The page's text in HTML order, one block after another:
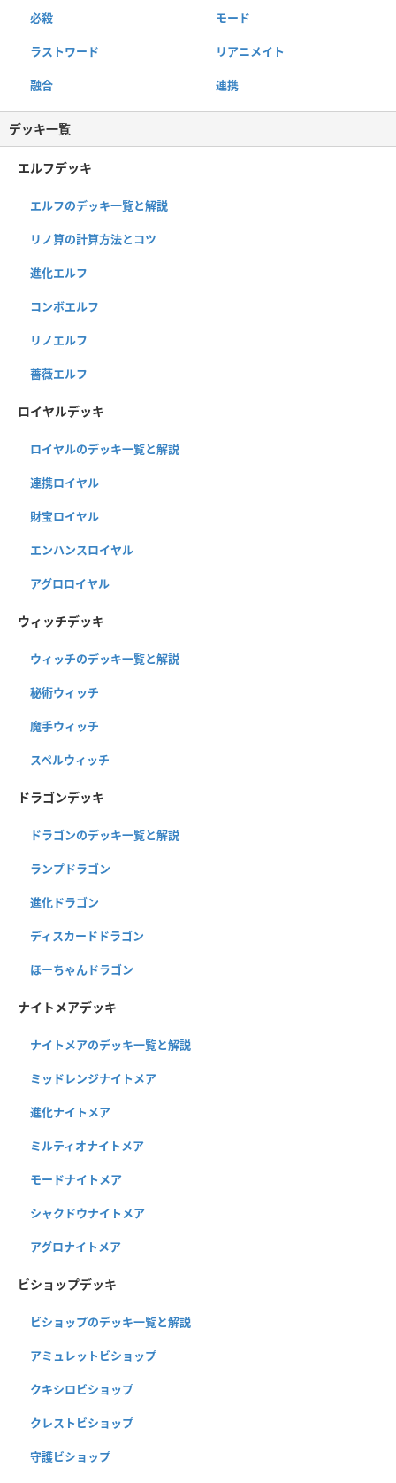
必殺 モード
ラストワード リアニメイト
融合 連携
デッキ一覧
エルフデッキ
エルフのデッキ一覧と解説
リノ算の計算方法とコツ
進化エルフ
コンボエルフ
リノエルフ
薔薇エルフ
ロイヤルデッキ
ロイヤルのデッキ一覧と解説
連携ロイヤル
財宝ロイヤル
エンハンスロイヤル
アグロロイヤル
ウィッチデッキ
ウィッチのデッキ一覧と解説
秘術ウィッチ
魔手ウィッチ
スペルウィッチ
ドラゴンデッキ
ドラゴンのデッキ一覧と解説
ランプドラゴン
進化ドラゴン
ディスカードドラゴン
ほーちゃんドラゴン
ナイトメアデッキ
ナイトメアのデッキ一覧と解説
ミッドレンジナイトメア
進化ナイトメア
ミルティオナイトメア
モードナイトメア
シャクドウナイトメア
アグロナイトメア
ビショップデッキ
ビショップのデッキ一覧と解説
アミュレットビショップ
クキシロビショップ
クレストビショップ
守護ビショップ